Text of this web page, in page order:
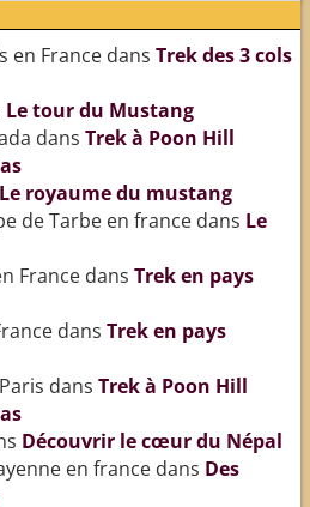
en Francedans Trek des 3 cols
Le tour du Mustang
dans Trek à Poon Hill
Le royaume du mustang
de Tarbe en francedans Le
Francedans Trek en pays
dans Trek en pays
dans Trek à Poon Hill
Découvrir le cœur du Népal
en francedans Des